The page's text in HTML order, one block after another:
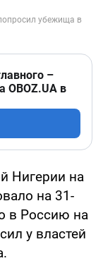
–
OBOZ.UA в
Нигерии на
на 31-
в Россию на
у властей